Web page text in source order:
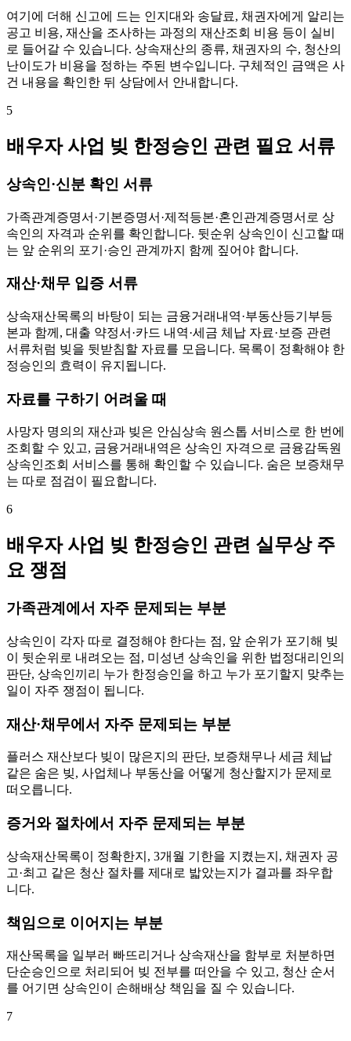
여기에 더해 신고에 드는 인지대와 송달료, 채권자에게 알리는
공고 비용, 재산을 조사하는 과정의 재산조회 비용 등이 실비
로 들어갈 수 있습니다. 상속재산의 종류, 채권자의 수, 청산의
난이도가 비용을 정하는 주된 변수입니다. 구체적인 금액은 사
건 내용을 확인한 뒤 상담에서 안내합니다.
5
배우자 사업 빚 한정승인 관련 필요 서류
상속인·신분 확인 서류
가족관계증명서·기본증명서·제적등본·혼인관계증명서로 상
속인의 자격과 순위를 확인합니다. 뒷순위 상속인이 신고할 때
는 앞 순위의 포기·승인 관계까지 함께 짚어야 합니다.
재산·채무 입증 서류
상속재산목록의 바탕이 되는 금융거래내역·부동산등기부등
본과 함께, 대출 약정서·카드 내역·세금 체납 자료·보증 관련
서류처럼 빚을 뒷받침할 자료를 모읍니다. 목록이 정확해야 한
정승인의 효력이 유지됩니다.
자료를 구하기 어려울 때
사망자 명의의 재산과 빚은 안심상속 원스톱 서비스로 한 번에
조회할 수 있고, 금융거래내역은 상속인 자격으로 금융감독원
상속인조회 서비스를 통해 확인할 수 있습니다. 숨은 보증채무
는 따로 점검이 필요합니다.
6
배우자 사업 빚 한정승인 관련 실무상 주
요 쟁점
가족관계에서 자주 문제되는 부분
상속인이 각자 따로 결정해야 한다는 점, 앞 순위가 포기해 빚
이 뒷순위로 내려오는 점, 미성년 상속인을 위한 법정대리인의
판단, 상속인끼리 누가 한정승인을 하고 누가 포기할지 맞추는
일이 자주 쟁점이 됩니다.
재산·채무에서 자주 문제되는 부분
플러스 재산보다 빚이 많은지의 판단, 보증채무나 세금 체납
같은 숨은 빚, 사업체나 부동산을 어떻게 청산할지가 문제로
떠오릅니다.
증거와 절차에서 자주 문제되는 부분
상속재산목록이 정확한지, 3개월 기한을 지켰는지, 채권자 공
고·최고 같은 청산 절차를 제대로 밟았는지가 결과를 좌우합
니다.
책임으로 이어지는 부분
재산목록을 일부러 빠뜨리거나 상속재산을 함부로 처분하면
단순승인으로 처리되어 빚 전부를 떠안을 수 있고, 청산 순서
를 어기면 상속인이 손해배상 책임을 질 수 있습니다.
7